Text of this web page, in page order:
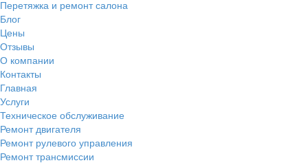
Перетяжка и ремонт салона
Блог
Цены
Отзывы
О компании
Контакты
Главная
Услуги
Техническое обслуживание
Ремонт двигателя
Ремонт рулевого управления
Ремонт трансмиссии